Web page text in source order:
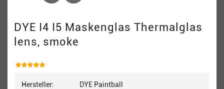
DYE I4 I5 Maskenglas Thermalglas
lens, smoke
Hersteller:
DYE Paintball